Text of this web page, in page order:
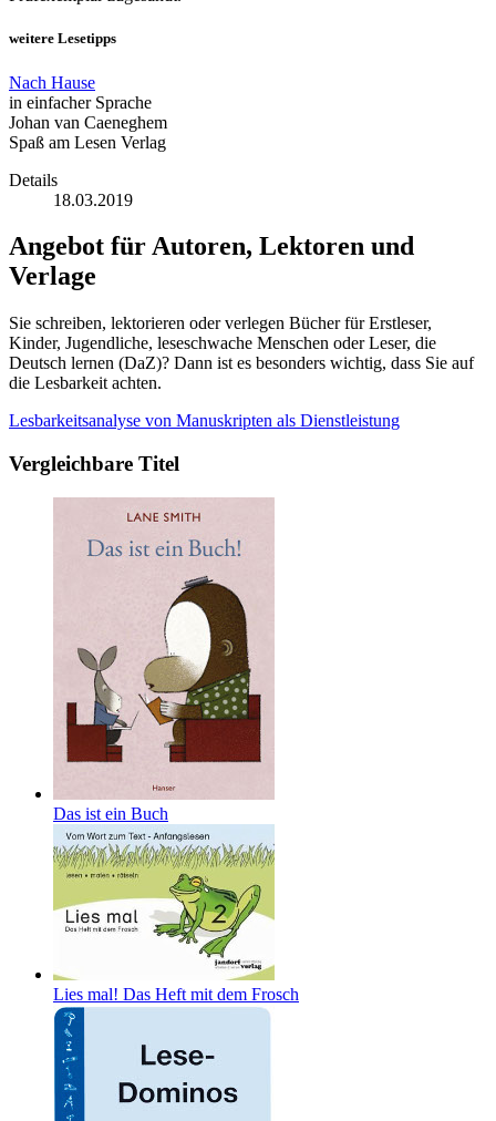
weitere Lesetipps
Nach Hause
in einfacher Sprache
Johan van Caeneghem
Spaß am Lesen Verlag
Details
18.03.2019
Angebot für Autoren, Lektoren und
Verlage
Sie schreiben, lektorieren oder verlegen Bücher für Erstleser,
Kinder, Jugendliche, leseschwache Menschen oder Leser, die
Deutsch lernen (DaZ)? Dann ist es besonders wichtig, dass Sie auf
die Lesbarkeit achten.
Lesbarkeitsanalyse von Manuskripten als Dienstleistung
Vergleichbare Titel
Das ist ein Buch
Lies mal! Das Heft mit dem Frosch